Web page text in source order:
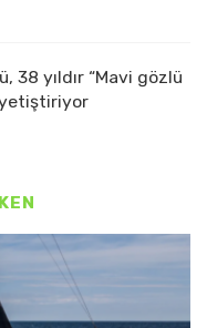
38 yıldır “Mavi gözlü